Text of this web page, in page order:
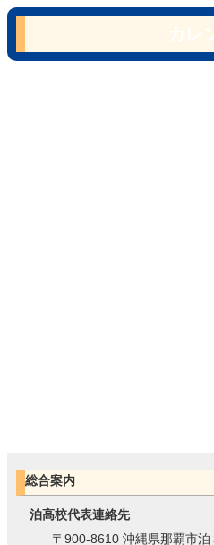
総合案内
泊高校代表連絡先
〒900-8610 沖縄県那覇市泊